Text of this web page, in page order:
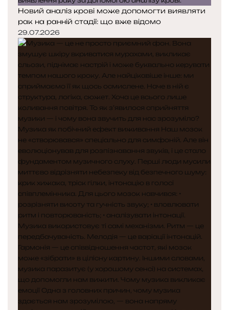
Новий аналіз крові може допомогти виявляти
рак на ранній стадії: що вже відомо
29.07.2026